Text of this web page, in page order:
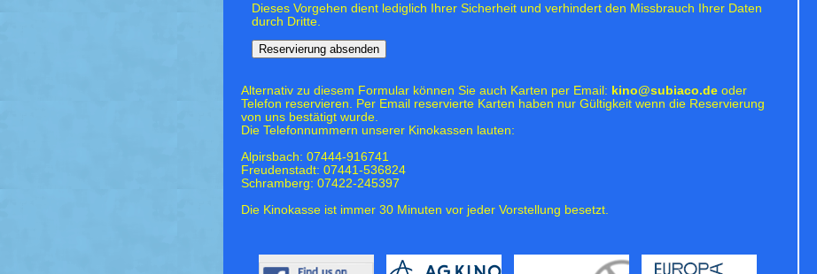
Dieses Vorgehen dient lediglich Ihrer Sicherheit und verhindert den Missbrauch Ihrer Daten
durch Dritte.
Alternativ zu diesem Formular können Sie auch Karten per Email: kino@subiaco.de oder
Telefon reservieren. Per Email reservierte Karten haben nur Gültigkeit wenn die Reservierung
von uns bestätigt wurde.
Die Telefonnummern unserer Kinokassen lauten:
Alpirsbach: 07444-916741
Freudenstadt: 07441-536824
Schramberg: 07422-245397
Die Kinokasse ist immer 30 Minuten vor jeder Vorstellung besetzt.